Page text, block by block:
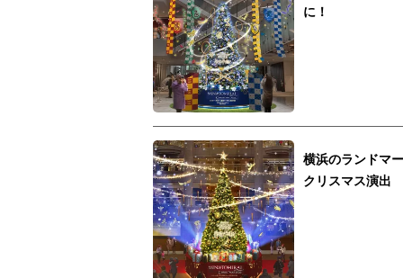
に！
横浜のランドマ
クリスマス演出